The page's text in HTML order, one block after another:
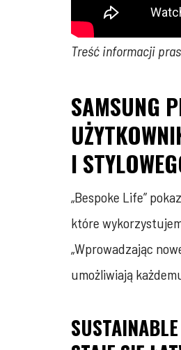
Treść informacji
SAMSUNG
I
„Bespoke Life”
które
„Wprowadzając
umożliwiają